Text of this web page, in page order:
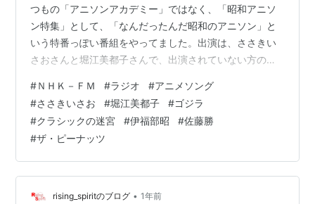
ザ・ピーナッツ・レア・コレクシ
ョン
アーティスト:ザ・ピーナッツ,林家三
平,藤田まこと,ジャッキー吉川とブル
ストラ
出版社/メーカー:
キングレコード
発売日: 2004/06/02
メディア:CD
購入: 1人クリック
~メモリーズ~
つもの「アニソンアカデミー」ではなく、「昭和アニソ
ン特集」として、「なんだったんだ昭和のアニソン」と
いう特番っぽい番組をやってました。出演は、ささきい
さおさんと堀江美都子さんで、出演されていない方の歌
ラジカセで聴いていたのですが、夜になってからＣＤの
音楽でも聴こう！とラジカセのスイッチをオンにした
ら、ラジオのままだったんですわ。 と、いきなりラジオ
から、伊福部昭さんの「ゴジラ」音楽が～～～（すぐわ
かった）。 何をやってるんだ？と、確認したら、「クラ
シックの迷宮選」で、「ゴジラ７０年ＰＡＲＴ２…
#ＮＨＫ－ＦＭ #ラジオ #アニメソング
#ささきいさお #堀江美都子 #ゴジラ
#クラシックの迷宮 #伊福部昭 #佐藤勝
#ザ・ピーナッツ
rising_spiritのブログ • 1年前